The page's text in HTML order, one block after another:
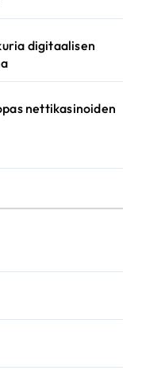
digitaalisen
nettikasinoiden